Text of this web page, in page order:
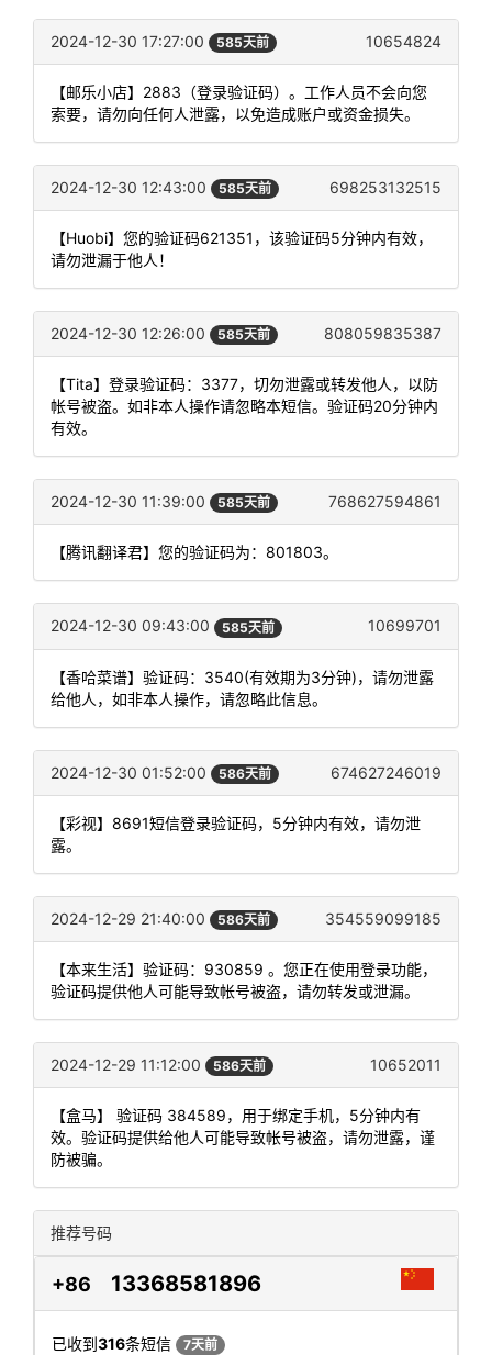
2024-12-30 17:27:00 585天前 10654824
【邮乐小店】2883（登录验证码）。工作人员不会向您
索要，请勿向任何人泄露，以免造成账户或资金损失。
2024-12-30 12:43:00 585天前 698253132515
【Huobi】您的验证码621351，该验证码5分钟内有效，
请勿泄漏于他人！
2024-12-30 12:26:00 585天前 808059835387
【Tita】登录验证码：3377，切勿泄露或转发他人，以防
帐号被盗。如非本人操作请忽略本短信。验证码20分钟内
有效。
2024-12-30 11:39:00 585天前 768627594861
【腾讯翻译君】您的验证码为：801803。
2024-12-30 09:43:00 585天前 10699701
【香哈菜谱】验证码：3540(有效期为3分钟)，请勿泄露
给他人，如非本人操作，请忽略此信息。
2024-12-30 01:52:00 586天前 674627246019
【彩视】8691短信登录验证码，5分钟内有效，请勿泄
露。
2024-12-29 21:40:00 586天前 354559099185
【本来生活】验证码：930859 。您正在使用登录功能，
验证码提供他人可能导致帐号被盗，请勿转发或泄漏。
2024-12-29 11:12:00 586天前 10652011
【盒马】 验证码 384589，用于绑定手机，5分钟内有
效。验证码提供给他人可能导致帐号被盗，请勿泄露，谨
防被骗。
推荐号码
+86 13368581896
已收到316条短信 7天前